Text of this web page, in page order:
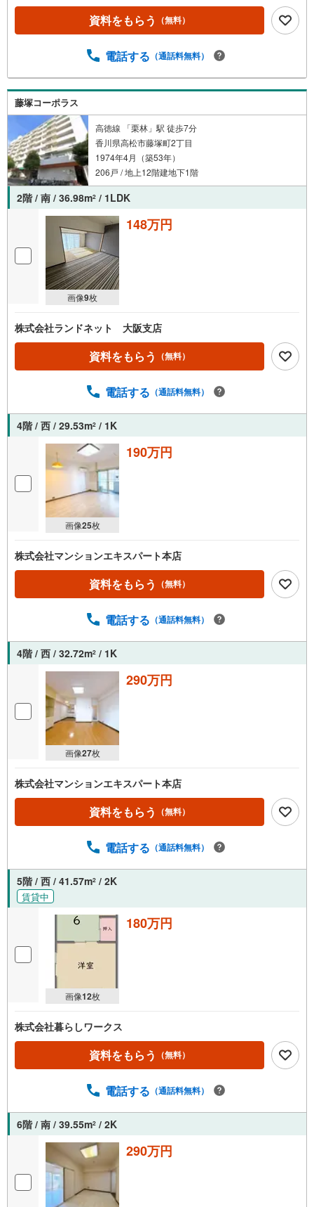
資料をもらう （無料）
電話する （通話料無料）
藤塚コーポラス
高徳線 「栗林」駅 徒歩7分
香川県高松市藤塚町2丁目
1974年4月（築53年）
206戸 / 地上12階建地下1階
2階 / 南 / 36.98m2 / 1LDK
画像9枚
148万円
株式会社ランドネット 大阪支店
資料をもらう （無料）
電話する （通話料無料）
4階 / 西 / 29.53m2 / 1K
画像25枚
190万円
株式会社マンションエキスパート本店
資料をもらう （無料）
電話する （通話料無料）
4階 / 西 / 32.72m2 / 1K
画像27枚
290万円
株式会社マンションエキスパート本店
資料をもらう （無料）
電話する （通話料無料）
5階 / 西 / 41.57m2 / 2K
賃貸中
画像12枚
180万円
株式会社暮らしワークス
資料をもらう （無料）
電話する （通話料無料）
6階 / 南 / 39.55m2 / 2K
290万円